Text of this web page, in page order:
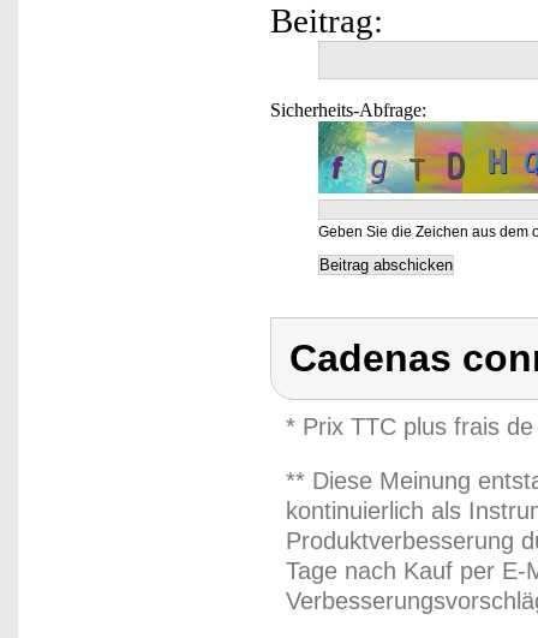
Beitrag:
Sicherheits-Abfrage:
Geben Sie die Zeichen aus dem
Cadenas
* Prix TTC plus frais
** Diese Meinung
kontinuierlich als
Produktverbesserung
Tage nach Kauf per E-